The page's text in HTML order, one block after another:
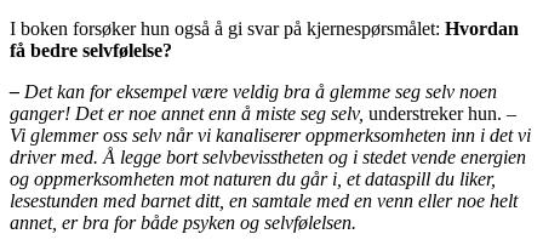
I boken forsøker hun også å gi svar på kjernespørsmålet: Hvordan
få bedre selvfølelse?
– Det kan for eksempel være veldig bra å glemme seg selv noen
ganger! Det er noe annet enn å miste seg selv, understreker hun. –
Vi glemmer oss selv når vi kanaliserer oppmerksomheten inn i det vi
driver med. Å legge bort selvbevisstheten og i stedet vende energien
og oppmerksomheten mot naturen du går i, et dataspill du liker,
lesestunden med barnet ditt, en samtale med en venn eller noe helt
annet, er bra for både psyken og selvfølelsen.